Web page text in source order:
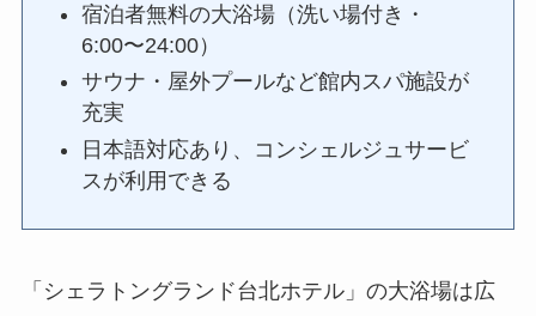
宿泊者無料の大浴場（洗い場付き・
6:00〜24:00）
サウナ・屋外プールなど館内スパ施設が
充実
日本語対応あり、コンシェルジュサービ
スが利用できる
「シェラトングランド台北ホテル」の大浴場は広